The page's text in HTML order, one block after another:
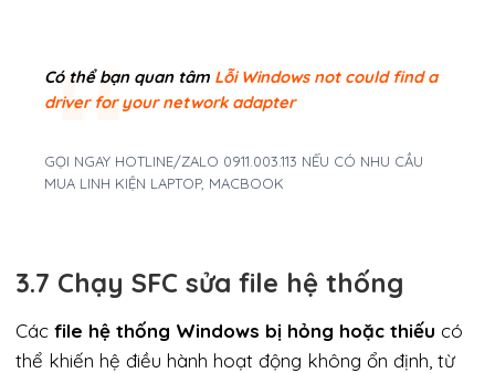
Có thể bạn quan tâm Lỗi Windows not could find a
driver for your network adapter
GỌI NGAY HOTLINE/ZALO 0911.003.113 NẾU CÓ NHU CẦU
MUA LINH KIỆN LAPTOP, MACBOOK
3.7 Chạy SFC sửa file hệ thống
Các file hệ thống Windows bị hỏng hoặc thiếu có
thể khiến hệ điều hành hoạt động không ổn định, từ